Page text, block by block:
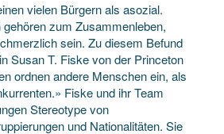
vielen Bürgern als asozial.
zum Zusammenleben,
sein. Zu diesem Befund
Susan T. Fiske von der Princeton
ordnen andere Menschen ein, als
Fiske und ihr Team
Stereotype von
und Nationalitäten. Sie